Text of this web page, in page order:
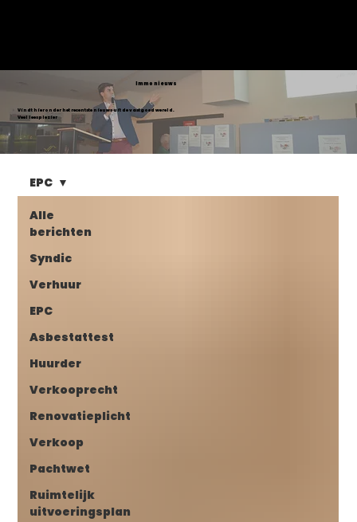
Vindt hieronder het recentste nieuws uit de vastgoed wereld.
Veel leesplezier
Immo nieuws
Alle
berichten
Syndic
Verhuur
EPC
Asbestattest
Huurder
Verkooprecht
Renovatieplicht
Verkoop
Pachtwet
Ruimtelijk
uitvoeringsplan
EPC